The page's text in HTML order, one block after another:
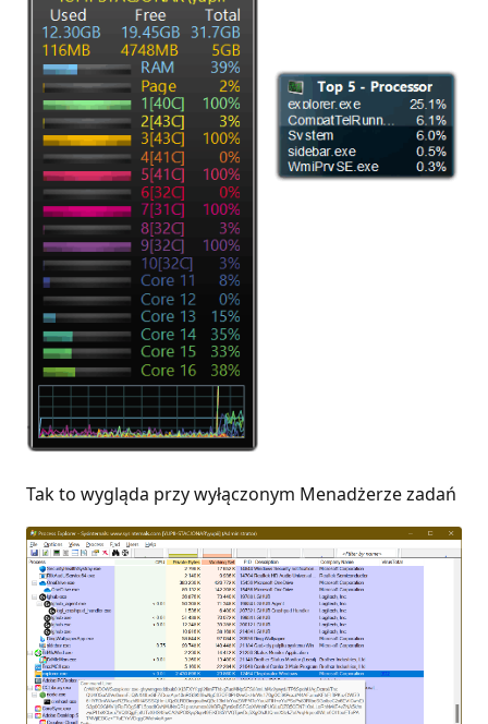
Tak to wygląda przy wyłączonym Menadżerze zadań